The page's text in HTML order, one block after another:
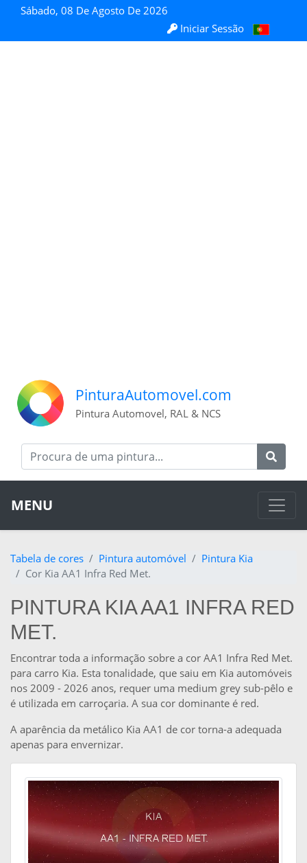
Sábado, 08 De Agosto De 2026
Iniciar Sessão
PinturaAutomovel.com
Pintura Automovel, RAL & NCS
MENU
Tabela de cores Pintura automóvel
Pintura Kia
Cor Kia AA1 Infra Red Met.
PINTURA KIA AA1 INFRA RED
MET.
Encontrar toda a informação sobre a cor AA1 Infra Red Met.
para carro Kia. Esta tonalidade, que saiu em Kia automóveis
nos 2009 - 2026 anos, requer uma medium grey sub-pêlo e
é utilizada em carroçaria. A sua cor dominante é red.
A aparência da metálico Kia AA1 de cor torna-a adequada
apenas para envernizar.